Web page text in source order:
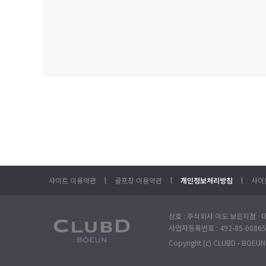
사이트 이용약관 l 골프장 이용약관 l 개인정보처리방침 l 사이
상호 : 주식회사 이도 보은지점
사업자등록번호 : 492-85-
Copyright (c) CLUBD -